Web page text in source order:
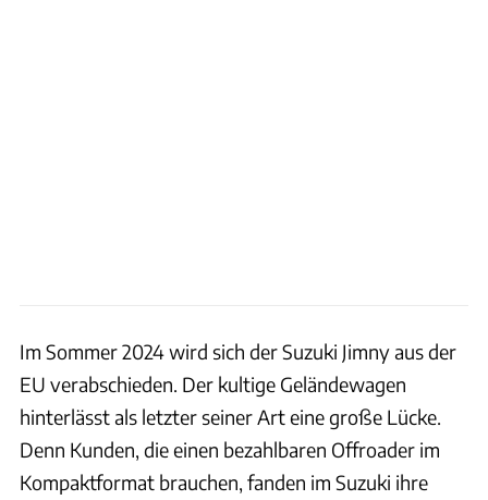
Im Sommer 2024 wird sich der Suzuki Jimny aus der
EU verabschieden. Der kultige Geländewagen
hinterlässt als letzter seiner Art eine große Lücke.
Denn Kunden, die einen bezahlbaren Offroader im
Kompaktformat brauchen, fanden im Suzuki ihre